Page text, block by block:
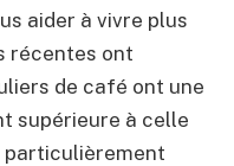
aider à vivre plus
récentes ont
de café ont une
supérieure à celle
particulièrement